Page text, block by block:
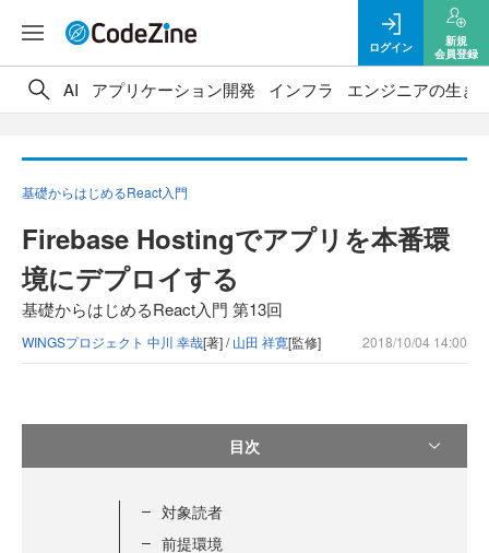
ログイン
新規
会員登録
AI アプリケーション開発 インフラ エンジニアの生き
基礎からはじめるReact入門
Firebase Hostingでアプリを本番環
境にデプロイする
基礎からはじめるReact入門 第13回
WINGSプロジェクト 中川 幸哉[著] /山田 祥寛[監修] 2018/10/04 14:00
目次
対象読者
前提環境